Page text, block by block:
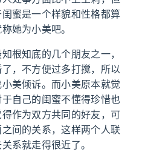
蜜是一个样貌和性格都算
她为小美吧。
根知底的几个朋友之一，
，不方便过多打搅，所以
美倾诉。而小美原本就觉
自己的闺蜜不懂得珍惜也
作为双方共同的好友，可
间的关系，这样两个人联
系就走得很近了。